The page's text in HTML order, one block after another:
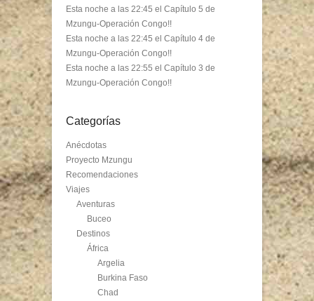
Esta noche a las 22:45 el Capítulo 5 de
Mzungu-Operación Congo!!
Esta noche a las 22:45 el Capítulo 4 de
Mzungu-Operación Congo!!
Esta noche a las 22:55 el Capítulo 3 de
Mzungu-Operación Congo!!
Categorías
Anécdotas
Proyecto Mzungu
Recomendaciones
Viajes
Aventuras
Buceo
Destinos
África
Argelia
Burkina Faso
Chad